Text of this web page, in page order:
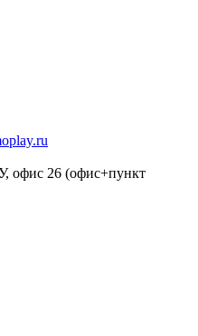
офис 26 (офис+пункт